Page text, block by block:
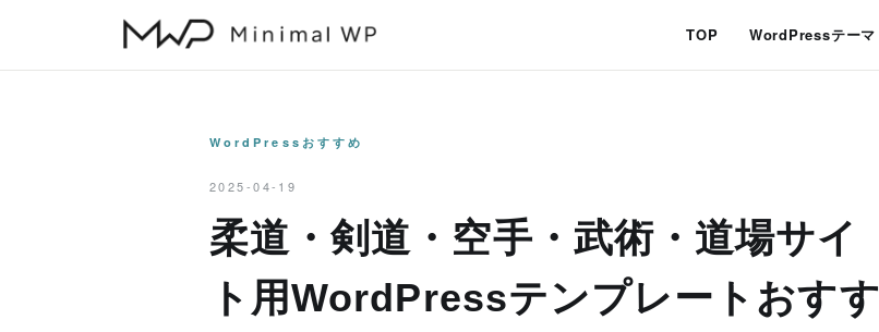
TOP WordPressテーマ
WordPressおすすめ
2025-04-19
柔道・剣道・空手・武術・道場サイ
ト用WordPressテンプレートおすす